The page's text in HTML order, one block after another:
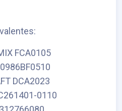
FCA0105
DCA2023
0110